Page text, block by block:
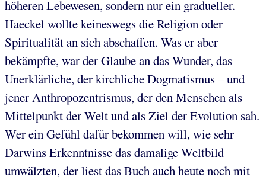
höheren Lebewesen, sondern nur ein gradueller.
Haeckel wollte keineswegs die Religion oder
Spiritualität an sich abschaffen. Was er aber
bekämpfte, war der Glaube an das Wunder, das
Unerklärliche, der kirchliche Dogmatismus – und
jener Anthropozentrismus, der den Menschen als
Mittelpunkt der Welt und als Ziel der Evolution sah.
Wer ein Gefühl dafür bekommen will, wie sehr
Darwins Erkenntnisse das damalige Weltbild
umwälzten, der liest das Buch auch heute noch mit